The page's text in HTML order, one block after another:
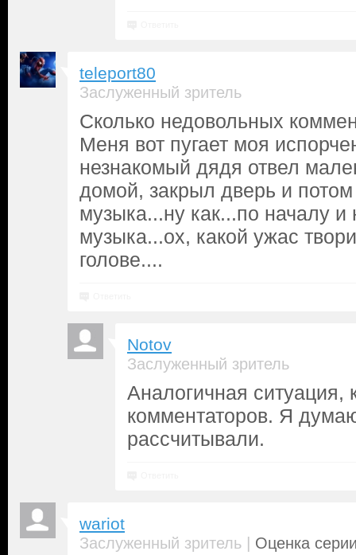
teleport80
Заслуженный зритель
Сколько недовольных
Меня вот пугает моя
незнакомый дядя отвел
домой, закрыл дверь и
музыка...ну как...по началу и
музыка...ох, какой ужас
голове....
Notov
Заслуженный зритель
Аналогичная ситуация,
комментаторов. Я
рассчитывали.
wariot
Заслуженный зритель | Оценка